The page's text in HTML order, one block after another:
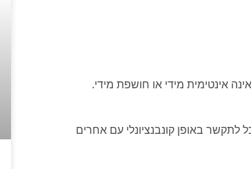
אינטימית מידי או חושפת מידי.
לתקשר באופן קונבנציונלי עם אחרים